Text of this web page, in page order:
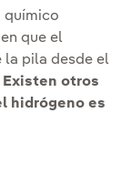
químico
que el
la pila desde el
Existen otros
hidrógeno es